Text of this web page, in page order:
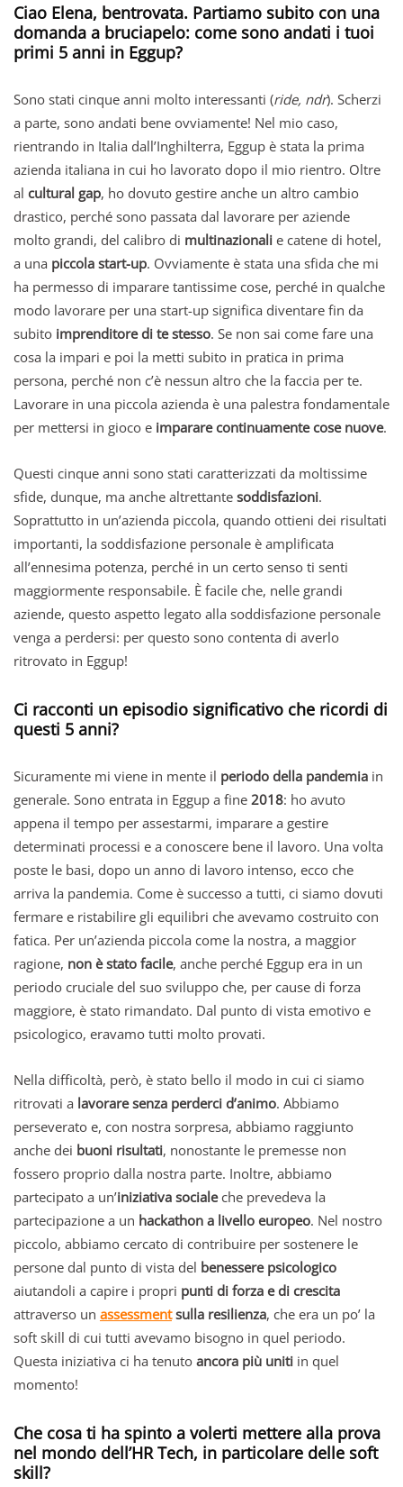
Ciao Elena, bentrovata. Partiamo subito con una
domanda a bruciapelo: come sono andati i tuoi
primi 5 anni in Eggup?
Sono stati cinque anni molto interessanti (ride, ndr). Scherzi
a parte, sono andati bene ovviamente! Nel mio caso,
rientrando in Italia dall’Inghilterra, Eggup è stata la prima
azienda italiana in cui ho lavorato dopo il mio rientro. Oltre
al cultural gap, ho dovuto gestire anche un altro cambio
drastico, perché sono passata dal lavorare per aziende
molto grandi, del calibro di multinazionali e catene di hotel,
a una piccola start-up. Ovviamente è stata una sfida che mi
ha permesso di imparare tantissime cose, perché in qualche
modo lavorare per una start-up significa diventare fin da
subito imprenditore di te stesso. Se non sai come fare una
cosa la impari e poi la metti subito in pratica in prima
persona, perché non c’è nessun altro che la faccia per te.
Lavorare in una piccola azienda è una palestra fondamentale
per mettersi in gioco e imparare continuamente cose nuove.
Questi cinque anni sono stati caratterizzati da moltissime
sfide, dunque, ma anche altrettante soddisfazioni.
Soprattutto in un’azienda piccola, quando ottieni dei risultati
importanti, la soddisfazione personale è amplificata
all’ennesima potenza, perché in un certo senso ti senti
maggiormente responsabile. È facile che, nelle grandi
aziende, questo aspetto legato alla soddisfazione personale
venga a perdersi: per questo sono contenta di averlo
ritrovato in Eggup!
Ci racconti un episodio significativo che ricordi di
questi 5 anni?
Sicuramente mi viene in mente il periodo della pandemia in
generale. Sono entrata in Eggup a fine 2018: ho avuto
appena il tempo per assestarmi, imparare a gestire
determinati processi e a conoscere bene il lavoro. Una volta
poste le basi, dopo un anno di lavoro intenso, ecco che
arriva la pandemia. Come è successo a tutti, ci siamo dovuti
fermare e ristabilire gli equilibri che avevamo costruito con
fatica. Per un’azienda piccola come la nostra, a maggior
ragione, non è stato facile, anche perché Eggup era in un
periodo cruciale del suo sviluppo che, per cause di forza
maggiore, è stato rimandato. Dal punto di vista emotivo e
psicologico, eravamo tutti molto provati.
Nella difficoltà, però, è stato bello il modo in cui ci siamo
ritrovati a lavorare senza perderci d’animo. Abbiamo
perseverato e, con nostra sorpresa, abbiamo raggiunto
anche dei buoni risultati, nonostante le premesse non
fossero proprio dalla nostra parte. Inoltre, abbiamo
partecipato a un’iniziativa socialeche prevedeva la
partecipazione a un hackathon a livello europeo. Nel nostro
piccolo, abbiamo cercato di contribuire per sostenere le
persone dal punto di vista del benessere psicologico
aiutandoli a capire i propri punti di forza e di crescita
attraverso un assessmentsulla resilienza, che era un po’ la
soft skill di cui tutti avevamo bisogno in quel periodo.
Questa iniziativa ci ha tenuto ancora più uniti in quel
momento!
Che cosa ti ha spinto a volerti mettere alla prova
nel mondo dell’HR Tech, in particolare delle soft
skill?